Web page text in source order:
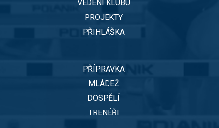
VEDENÍ KLUBU
PROJEKTY
PŘIHLÁŠKA
PŘÍPRAVKA
MLÁDEŽ
DOSPĚLÍ
TRENÉŘI